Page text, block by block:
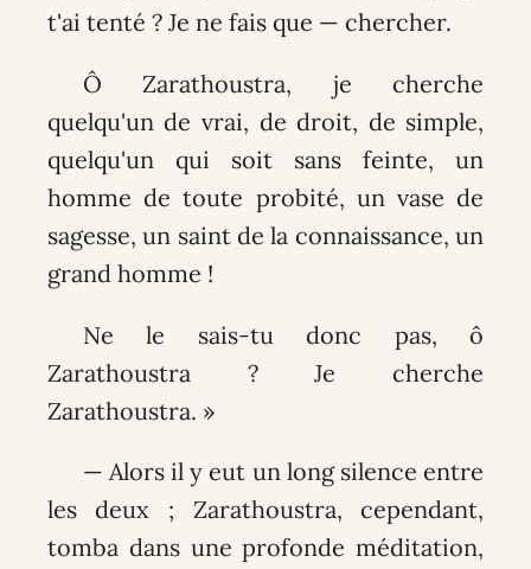
t'ai tenté ? Je ne fais que — chercher.
Ô Zarathoustra, je cherche
quelqu'un de vrai, de droit, de simple,
quelqu'un qui soit sans feinte, un
homme de toute probité, un vase de
sagesse, un saint de la connaissance, un
grand homme !
Ne le sais-tu donc pas, ô
Zarathoustra ? Je cherche
Zarathoustra. »
— Alors il y eut un long silence entre
les deux ; Zarathoustra, cependant,
tomba dans une profonde méditation,